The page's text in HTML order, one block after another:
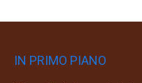
IN PRIMO PIANO